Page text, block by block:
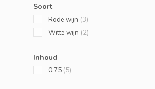
Soort
Rode wijn (3)
Witte wijn (2)
Inhoud
0.75 (5)